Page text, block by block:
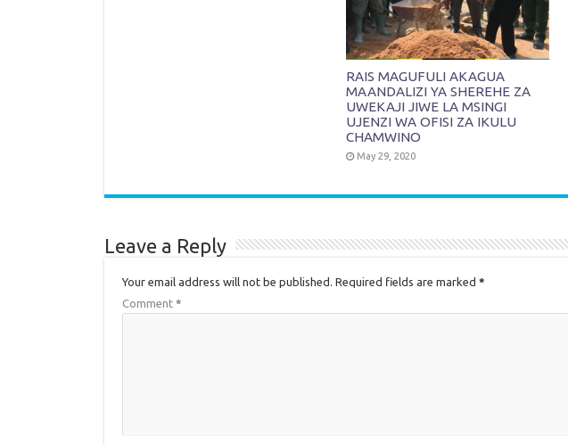
RAIS MAGUFULI AKAGUA
MAANDALIZI YA SHEREHE ZA
UWEKAJI JIWE LA MSINGI
UJENZI WA OFISI ZA IKULU
CHAMWINO
May 29, 2020
Leave a Reply
Your email address will not be published. Required fields are marked *
Comment *